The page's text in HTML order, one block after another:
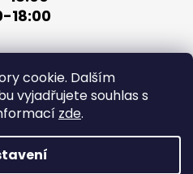
cookie. Dalším
vyjadřujete souhlas s
zde.